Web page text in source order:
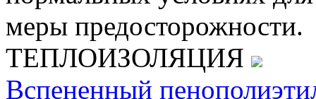
меры предосторожности.
ТЕПЛОИЗОЛЯЦИЯ
Вспененный